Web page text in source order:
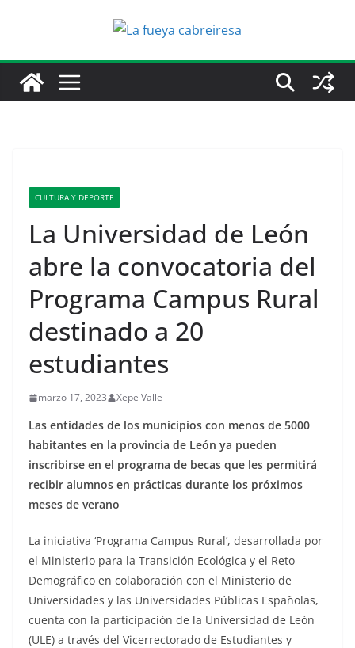
CULTURA Y DEPORTE
La Universidad de León
abre la convocatoria del
Programa Campus Rural
destinado a 20
estudiantes
marzo 17, 2023 Xepe Valle
Las entidades de los municipios con menos de 5000
habitantes en la provincia de León ya pueden
inscribirse en el programa de becas que les permitirá
recibir alumnos en prácticas durante los próximos
meses de verano
La iniciativa ‘Programa Campus Rural’, desarrollada por
el Ministerio para la Transición Ecológica y el Reto
Demográfico en colaboración con el Ministerio de
Universidades y las Universidades Públicas Españolas,
cuenta con la participación de la Universidad de León
(ULE) a través del Vicerrectorado de Estudiantes y